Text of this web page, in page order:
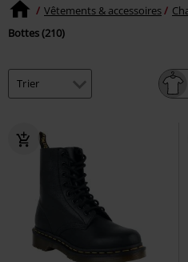
Vêtements & accessoires
Bottes (210)